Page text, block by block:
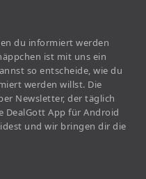
du informiert werden
ist mit uns ein
so entscheide, wie du
werden willst. Die
Newsletter, der täglich
DealGott App für Android
und wir bringen dir die